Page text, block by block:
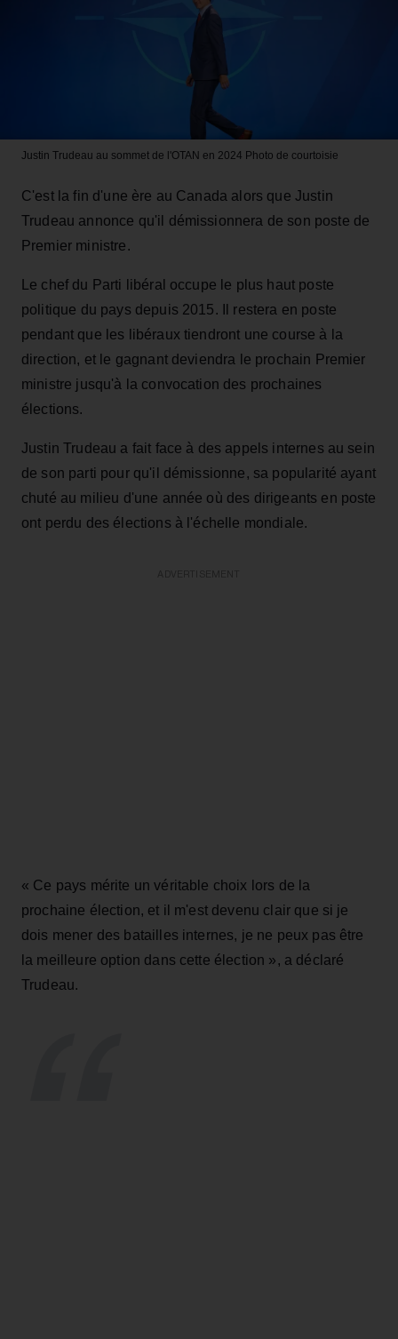
Justin Trudeau au sommet de l'OTAN en 2024 Photo de courtoisie
C'est la fin d'une ère au Canada alors que Justin
Trudeau annonce qu'il démissionnera de son poste de
Premier ministre.
Le chef du Parti libéral occupe le plus haut poste
politique du pays depuis 2015. Il restera en poste
pendant que les libéraux tiendront une course à la
direction, et le gagnant deviendra le prochain Premier
ministre jusqu'à la convocation des prochaines
élections.
Justin Trudeau a fait face à des appels internes au sein
de son parti pour qu'il démissionne, sa popularité ayant
chuté au milieu d'une année où des dirigeants en poste
ont perdu des élections à l'échelle mondiale.
« Ce pays mérite un véritable choix lors de la
prochaine élection, et il m'est devenu clair que si je
dois mener des batailles internes, je ne peux pas être
la meilleure option dans cette élection », a déclaré
Trudeau.